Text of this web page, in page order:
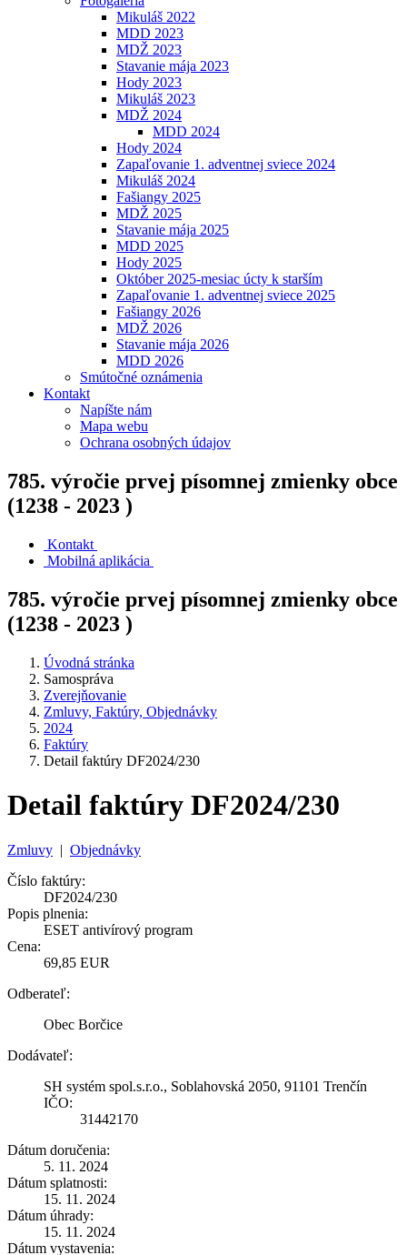
Mikuláš 2022
MDD 2023
MDŽ 2023
Stavanie mája 2023
Hody 2023
Mikuláš 2023
MDŽ 2024
MDD 2024
Hody 2024
Zapaľovanie 1. adventnej sviece 2024
Mikuláš 2024
Fašiangy 2025
MDŽ 2025
Stavanie mája 2025
MDD 2025
Hody 2025
Október 2025-mesiac úcty k starším
Zapaľovanie 1. adventnej sviece 2025
Fašiangy 2026
MDŽ 2026
Stavanie mája 2026
MDD 2026
Smútočné oznámenia
Kontakt
Napíšte nám
Mapa webu
Ochrana osobných údajov
785. výročie prvej písomnej zmienky obce
(1238 - 2023 )
Kontakt
Mobilná aplikácia
785. výročie prvej písomnej zmienky obce
(1238 - 2023 )
Úvodná stránka
Samospráva
Zverejňovanie
Zmluvy, Faktúry, Objednávky
2024
Faktúry
Detail faktúry DF2024/230
Detail faktúry DF2024/230
Zmluvy | Objednávky
Číslo faktúry:
DF2024/230
Popis plnenia:
ESET antivírový program
Cena:
69,85 EUR
Odberateľ:
Obec Borčice
Dodávateľ:
SH systém spol.s.r.o., Soblahovská 2050, 91101 Trenčín
IČO:
31442170
Dátum doručenia:
5. 11. 2024
Dátum splatnosti:
15. 11. 2024
Dátum úhrady:
15. 11. 2024
Dátum vystavenia: